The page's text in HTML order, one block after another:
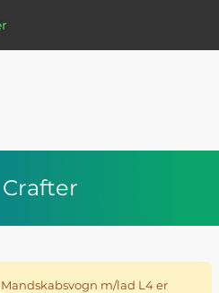
Mandskabsvogn m/lad L4 er